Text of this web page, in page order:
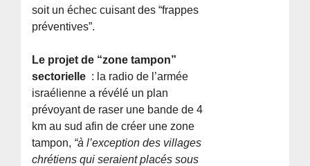
soit un échec cuisant des “frappes
préventives”.
Le projet de “zone tampon”
sectorielle : la radio de l’armée
israélienne a révélé un plan
prévoyant de raser une bande de 4
km au sud afin de créer une zone
tampon, “à l’exception des villages
chrétiens qui seraient placés sous